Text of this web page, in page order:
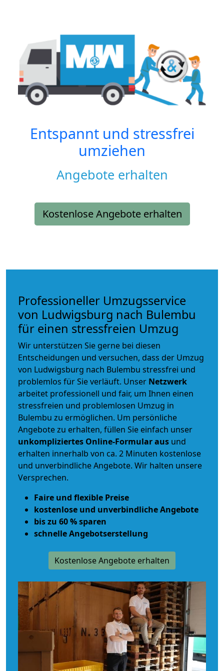
Entspannt und stressfrei
umziehen
Angebote erhalten
Kostenlose Angebote erhalten
Professioneller Umzugsservice
von Ludwigsburg nach Bulembu
für einen stressfreien Umzug
Wir unterstützen Sie gerne bei diesen
Entscheidungen und versuchen, dass der Umzug
von Ludwigsburg nach Bulembu stressfrei und
problemlos für Sie verläuft. Unser Netzwerk
arbeitet professionell und fair, um Ihnen einen
stressfreien und problemlosen Umzug in
Bulembu zu ermöglichen. Um persönliche
Angebote zu erhalten, füllen Sie einfach unser
unkompliziertes Online-Formular aus und
erhalten innerhalb von ca. 2 Minuten kostenlose
und unverbindliche Angebote. Wir halten unsere
Versprechen.
Faire und flexible Preise
kostenlose und unverbindliche Angebote
bis zu 60 % sparen
schnelle Angebotserstellung
Kostenlose Angebote erhalten